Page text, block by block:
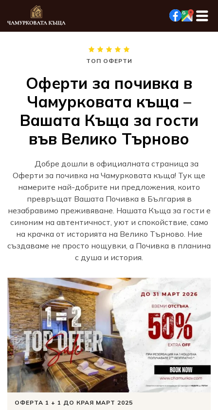
ТОП ОФЕРТИ
Оферти за почивка в
Чамурковата къща –
Вашата Къща за гости
във Велико Търново
Добре дошли в официалната страница за
Оферти за почивка на Чамурковата къща! Тук ще
намерите най-добрите ни предложения, които
превръщат Вашата Почивка в България в
незабравимо преживяване. Нашата Къща за гости е
синоним на автентичност, уют и спокойствие, само
на крачка от историята на Велико Търново. Ние
създаваме не просто нощувки, а Почивка в планина
с душа и история.
ОФЕРТА 1 + 1 ДО КРАЯ МАРТ 2025